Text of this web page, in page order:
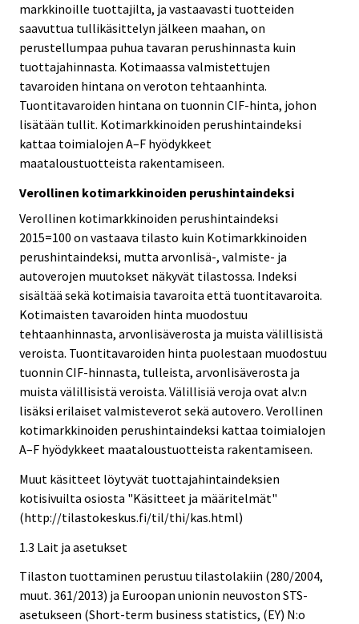
markkinoille tuottajilta, ja vastaavasti tuotteiden
saavuttua tullikäsittelyn jälkeen maahan, on
perustellumpaa puhua tavaran perushinnasta kuin
tuottajahinnasta. Kotimaassa valmistettujen
tavaroiden hintana on veroton tehtaanhinta.
Tuontitavaroiden hintana on tuonnin CIF-hinta, johon
lisätään tullit. Kotimarkkinoiden perushintaindeksi
kattaa toimialojen A–F hyödykkeet
maataloustuotteista rakentamiseen.
Verollinen kotimarkkinoiden perushintaindeksi
Verollinen kotimarkkinoiden perushintaindeksi
2015=100 on vastaava tilasto kuin Kotimarkkinoiden
perushintaindeksi, mutta arvonlisä-, valmiste- ja
autoverojen muutokset näkyvät tilastossa. Indeksi
sisältää sekä kotimaisia tavaroita että tuontitavaroita.
Kotimaisten tavaroiden hinta muodostuu
tehtaanhinnasta, arvonlisäverosta ja muista välillisistä
veroista. Tuontitavaroiden hinta puolestaan muodostuu
tuonnin CIF-hinnasta, tulleista, arvonlisäverosta ja
muista välillisistä veroista. Välillisiä veroja ovat alv:n
lisäksi erilaiset valmisteverot sekä autovero. Verollinen
kotimarkkinoiden perushintaindeksi kattaa toimialojen
A–F hyödykkeet maataloustuotteista rakentamiseen.
Muut käsitteet löytyvät tuottajahintaindeksien
kotisivuilta osiosta "Käsitteet ja määritelmät"
(http://tilastokeskus.fi/til/thi/kas.html)
1.3 Lait ja asetukset
Tilaston tuottaminen perustuu tilastolakiin (280/2004,
muut. 361/2013) ja Euroopan unionin neuvoston STS-
asetukseen (Short-term business statistics, (EY) N:o